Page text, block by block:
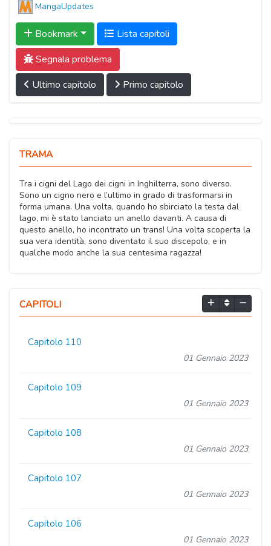
MangaUpdates
Bookmark
Lista capitoli
Segnala problema
Ultimo capitolo
Primo capitolo
TRAMA
Tra i cigni del Lago dei cigni in Inghilterra, sono diverso.
Sono un cigno nero e l’ultimo in grado di trasformarsi in
forma umana. Una volta, quando ho sbirciato la testa dal
lago, mi è stato lanciato un anello davanti. A causa di
questo anello, ho incontrato un trans! Una volta scoperta la
sua vera identità, sono diventato il suo discepolo, e in
qualche modo anche la sua centesima ragazza!
CAPITOLI
Capitolo 110
01 Gennaio 2023
Capitolo 109
01 Gennaio 2023
Capitolo 108
01 Gennaio 2023
Capitolo 107
01 Gennaio 2023
Capitolo 106
01 Gennaio 2023